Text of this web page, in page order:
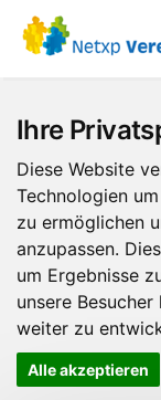
Ihre
Diese Website
Technologien
zu ermöglichen
anzupassen.
um Ergebnisse
unsere
weiter zu
Alle akzeptieren